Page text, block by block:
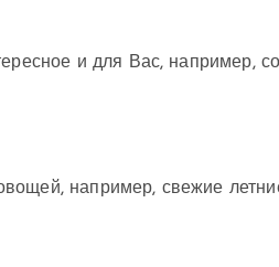
и для Вас, например,
например, свежие